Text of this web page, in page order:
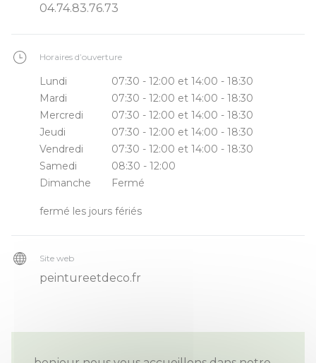
04.74.83.76.73
Horaires d’ouverture
Lundi
07:30 - 12:00 et 14:00 - 18:30
Mardi
07:30 - 12:00 et 14:00 - 18:30
Mercredi
07:30 - 12:00 et 14:00 - 18:30
Jeudi
07:30 - 12:00 et 14:00 - 18:30
Vendredi
07:30 - 12:00 et 14:00 - 18:30
Samedi
08:30 - 12:00
Dimanche
Fermé
fermé les jours fériés
Site web
peintureetdeco.fr